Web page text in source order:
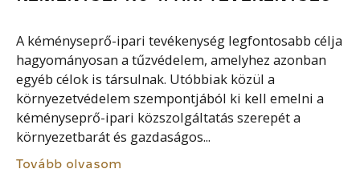
A kéményseprő-ipari tevékenység legfontosabb célja
hagyományosan a tűzvédelem, amelyhez azonban
egyéb célok is társulnak. Utóbbiak közül a
környezetvédelem szempontjából ki kell emelni a
kéményseprő-ipari közszolgáltatás szerepét a
környezetbarát és gazdaságos...
Tovább olvasom